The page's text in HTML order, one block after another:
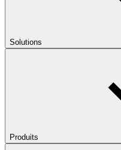
Solutions
Produits